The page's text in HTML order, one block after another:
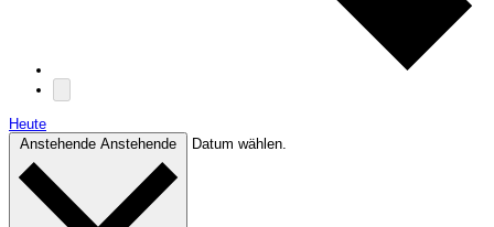
Heute
Anstehende Anstehende Datum wählen.